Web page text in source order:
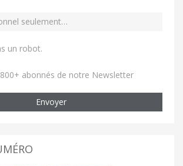
un robot.
abonnés de notre Newsletter
Envoyer